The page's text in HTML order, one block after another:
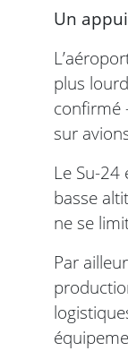
Un
plus
confirmé
sur
Le Su-
basse
ne se
Par